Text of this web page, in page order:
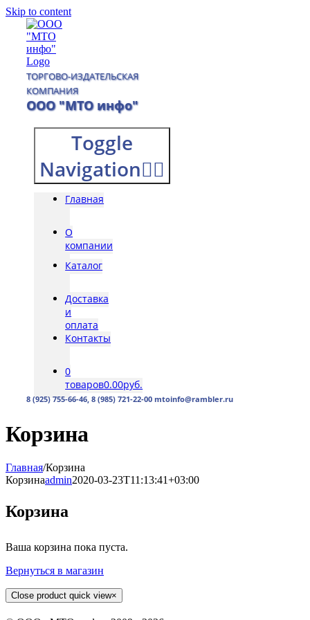
Skip to content
ТОРГОВО-ИЗДАТЕЛЬСКАЯ
КОМПАНИЯ
ООО "МТО инфо"
Toggle
Navigation
Главная
О
компании
Каталог
Доставка
и
оплата
Контакты
0
товаров0.00руб.
8 (925) 755-66-46, 8 (985) 721-22-00 mtoinfo@rambler.ru
Корзина
Главная/Корзина
Корзинаadmin2020-03-23T11:13:41+03:00
Корзина
Ваша корзина пока пуста.
Вернуться в магазин
Close product quick view×